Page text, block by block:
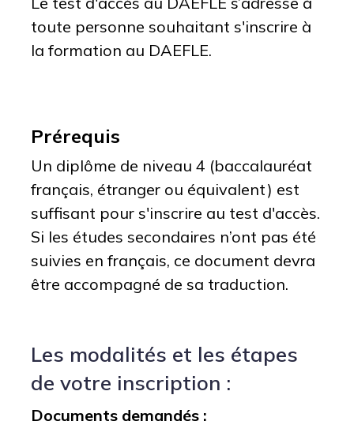
toute personne souhaitant s'inscrire à
la formation au DAEFLE.
Prérequis
Un diplôme de niveau 4 (baccalauréat
français, étranger ou équivalent) est
suffisant pour s'inscrire au test d'accès.
Si les études secondaires n’ont pas été
suivies en français, ce document devra
être accompagné de sa traduction.
Les modalités et les étapes
de votre inscription :
Documents demandés :